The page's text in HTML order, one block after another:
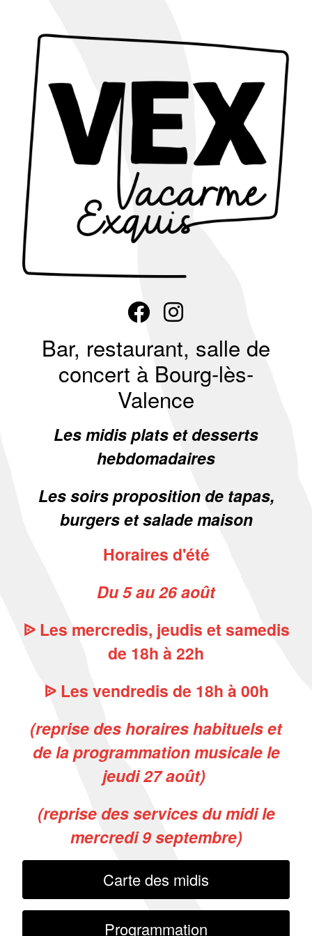
Bar, restaurant, salle de
concert à Bourg-lès-
Valence
Les midis plats et desserts
hebdomadaires
Les soirs proposition de tapas,
burgers et salade maison
Horaires d'été
Du 5 au 26 août
ᐉ Les mercredis, jeudis et samedis
de 18h à 22h
ᐉ Les vendredis de 18h à 00h
(reprise des horaires habituels et
de la programmation musicale le
jeudi 27 août)
(reprise des services du midi le
mercredi 9 septembre)
Carte des midis
Programmation